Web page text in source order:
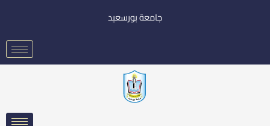
جامعة بورسعيد